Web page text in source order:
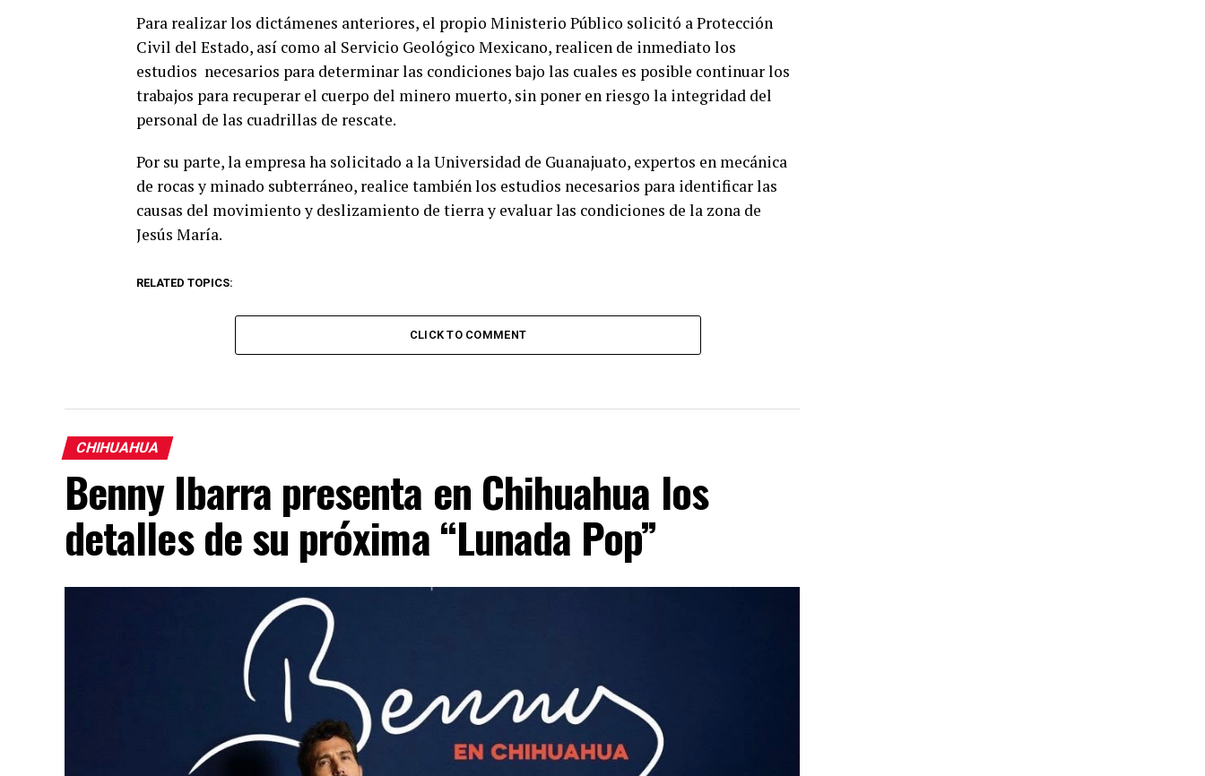
Para realizar los dictámenes anteriores, el propio Ministerio Público solicitó a Protección
Civil del Estado, así como al Servicio Geológico Mexicano, realicen de inmediato los
estudios necesarios para determinar las condiciones bajo las cuales es posible continuar los
trabajos para recuperar el cuerpo del minero muerto, sin poner en riesgo la integridad del
personal de las cuadrillas de rescate.
Por su parte, la empresa ha solicitado a la Universidad de Guanajuato, expertos en mecánica
de rocas y minado subterráneo, realice también los estudios necesarios para identificar las
causas del movimiento y deslizamiento de tierra y evaluar las condiciones de la zona de
Jesús María.
RELATED TOPICS:
CLICK TO COMMENT
CHIHUAHUA
Benny Ibarra presenta en Chihuahua los
detalles de su próxima “Lunada Pop”